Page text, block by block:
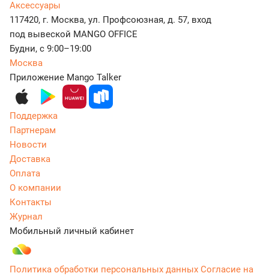
Аксессуары
117420, г. Москва, ул. Профсоюзная, д. 57, вход
под вывеской MANGO OFFICE
Будни, с 9:00–19:00
Москва
Приложение Mango Talker
Поддержка
Партнерам
Новости
Доставка
Оплата
О компании
Контакты
Журнал
Мобильный личный кабинет
Политика обработки персональных данных Согласие на